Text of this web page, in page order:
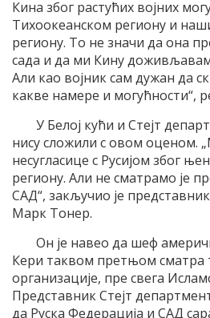
Кина због растућих војних
Тихоокеанском региону и
региону. То не значи да она
сада и да ми Кину
Али као војник сам дужан да
какве намере и могућности“,
У Белој кући и Стејт
нису сложили с овом оценом.
несугласице с Русијом због
региону. Али не сматрамо је
САД“, закључио је
Марк Тонер.
Он је навео да шеф
Кери таквом претњом сматра
организације, пре свега
Представник Стејт
да Руска Федерација и САД